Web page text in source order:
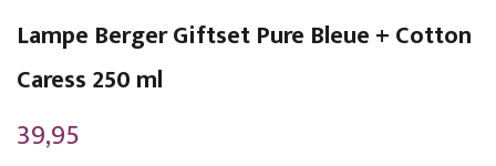
het
begin
de
Lampe Berger Giftset Pure Bleue + Cotton
Caress 250 ml
39,95